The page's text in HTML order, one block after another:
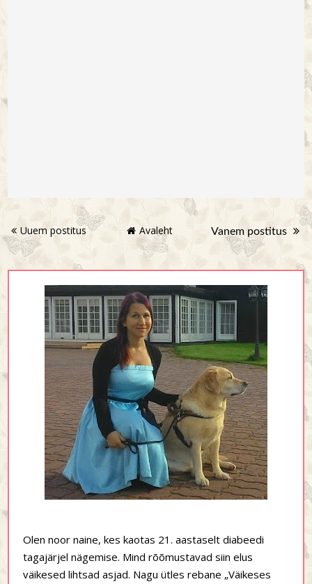
Uuem postitus Vanem postitus
Avaleht
Olen noor naine, kes kaotas 21. aastaselt diabeedi
tagajärjel nägemise. Mind rõõmustavad siin elus
väikesed lihtsad asjad. Nagu ütles rebane „Väikeses